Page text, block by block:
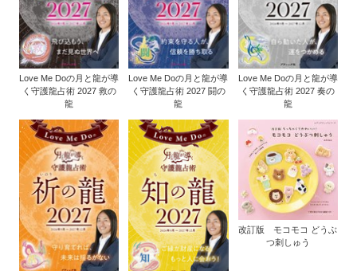
Love Me Doの月と龍が導
く守護龍占術 2027 救の
龍
Love Me Doの月と龍が導
く守護龍占術 2027 闘の
龍
Love Me Doの月と龍が導
く守護龍占術 2027 奏の
龍
改訂版 モコモコ どうぶ
つ刺しゅう